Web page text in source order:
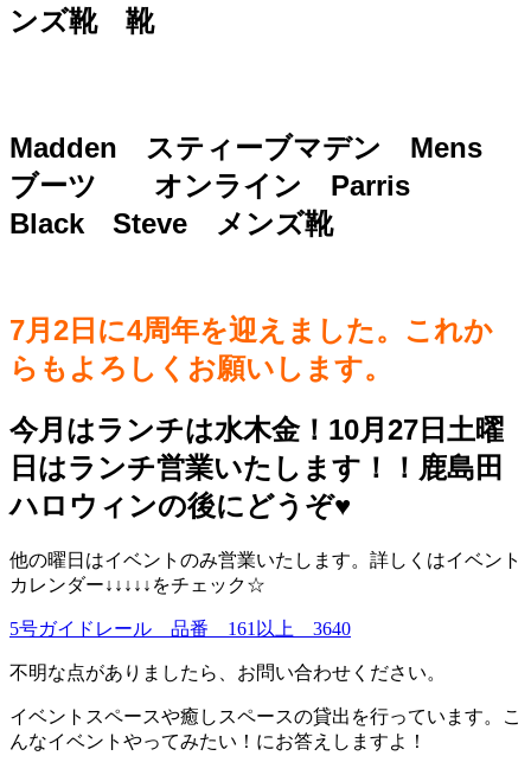
ンズ靴 靴
Madden スティーブマデン Mens
ブーツ オンライン Parris
Black Steve メンズ靴
7月2日に4周年を迎えました。これか
らもよろしくお願いします。
今月はランチは水木金！10月27日土曜
日はランチ営業いたします！！鹿島田
ハロウィンの後にどうぞ♥️
他の曜日はイベントのみ営業いたします。詳しくはイベント
カレンダー↓↓↓↓↓をチェック☆
5号ガイドレール 品番 161以上 3640
不明な点がありましたら、お問い合わせください。
イベントスペースや癒しスペースの貸出を行っています。こ
んなイベントやってみたい！にお答えしますよ！